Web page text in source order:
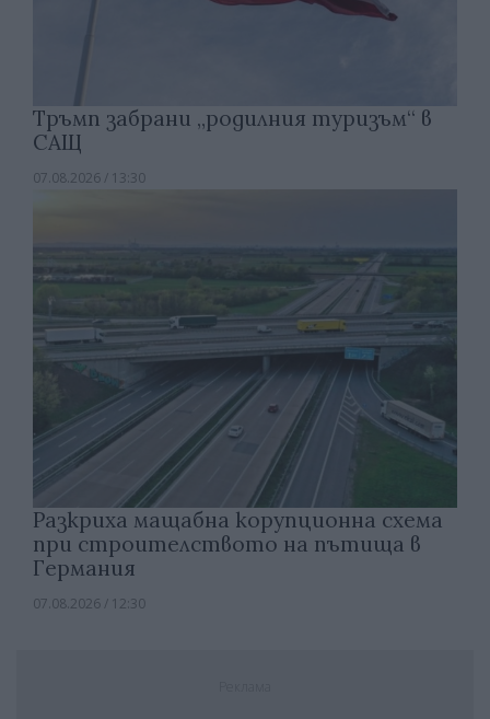
Тръмп забрани „родилния туризъм“ в
САЩ
07.08.2026 / 13:30
Разкриха мащабна корупционна схема
при строителството на пътища в
Германия
07.08.2026 / 12:30